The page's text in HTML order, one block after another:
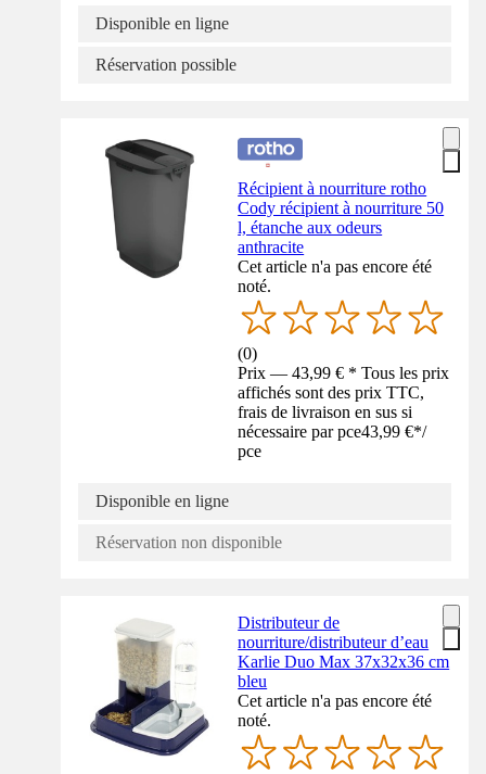
Disponible en ligne
Réservation possible
Récipient à nourriture rotho
Cody récipient à nourriture 50
l, étanche aux odeurs
anthracite
Cet article n'a pas encore été
noté.
(0)
Prix — 43,99 € * Tous les prix
affichés sont des prix TTC,
frais de livraison en sus si
nécessaire par pce43,99 €*/
pce
Disponible en ligne
Réservation non disponible
Distributeur de
nourriture/distributeur d’eau
Karlie Duo Max 37x32x36 cm
bleu
Cet article n'a pas encore été
noté.